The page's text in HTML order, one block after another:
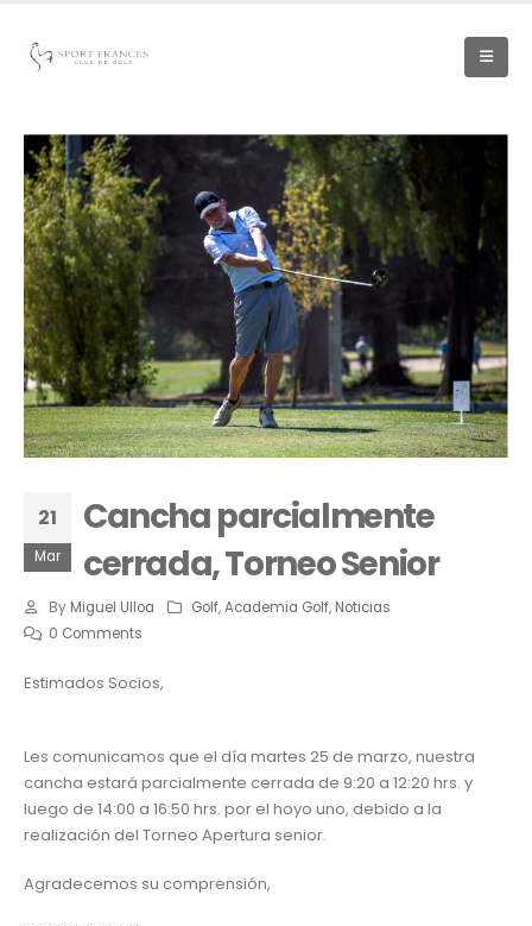
21
Mar
Cancha parcialmente
cerrada, Torneo Senior
By Miguel Ulloa Golf,Academia Golf, Noticias
0 Comments
Estimados Socios,
Les comunicamos que el día martes 25 de marzo, nuestra
cancha estará parcialmente cerrada de 9:20 a 12:20 hrs. y
luego de 14:00 a 16:50 hrs. por el hoyo uno, debido a la
realización del Torneo Apertura senior.
Agradecemos su comprensión,